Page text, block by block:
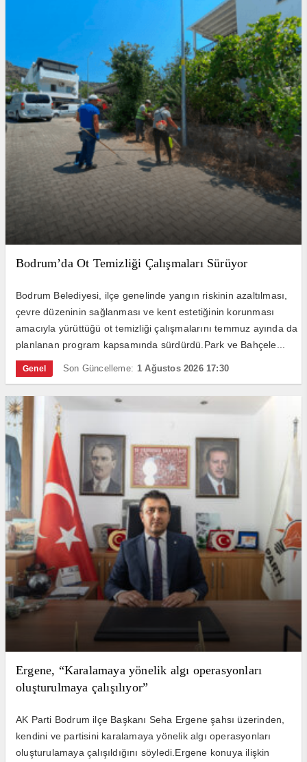
Bodrum’da Ot Temizliği Çalışmaları Sürüyor
Bodrum Belediyesi, ilçe genelinde yangın riskinin azaltılması,
çevre düzeninin sağlanması ve kent estetiğinin korunması
amacıyla yürüttüğü ot temizliği çalışmalarını temmuz ayında da
planlanan program kapsamında sürdürdü.Park ve Bahçele...
Genel Son Güncelleme: 1 Ağustos 2026 17:30
Ergene, “Karalamaya yönelik algı operasyonları
oluşturulmaya çalışılıyor”
AK Parti Bodrum ilçe Başkanı Seha Ergene şahsı üzerinden,
kendini ve partisini karalamaya yönelik algı operasyonları
oluşturulamaya çalışıldığını söyledi.Ergene konuya ilişkin